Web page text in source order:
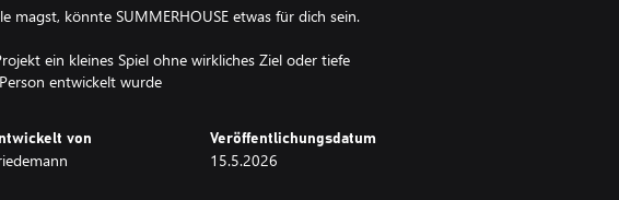
magst, könnte SUMMERHOUSE etwas für dich sein.
ein kleines Spiel ohne wirkliches Ziel oder tiefe
entwickelt wurde
von Veröffentlichungsdatum
15.5.2026